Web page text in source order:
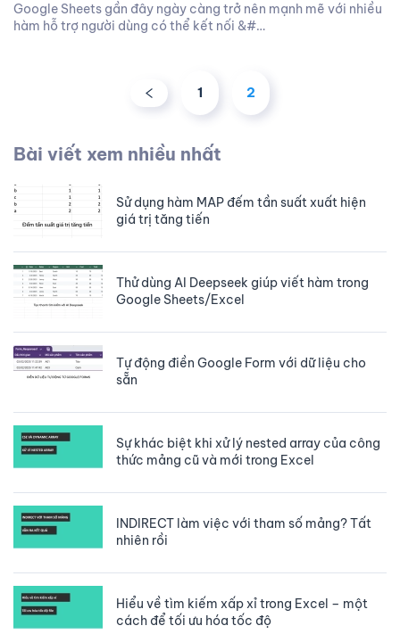
Google Sheets gần đây ngày càng trở nên mạnh mẽ với nhiều
hàm hỗ trợ người dùng có thể kết nối &#…
1 2
Bài viết xem nhiều nhất
Sử dụng hàm MAP đếm tần suất xuất hiện
giá trị tăng tiến
Thử dùng AI Deepseek giúp viết hàm trong
Google Sheets/Excel
Tự động điền Google Form với dữ liệu cho
sẵn
Sự khác biệt khi xử lý nested array của công
thức mảng cũ và mới trong Excel
INDIRECT làm việc với tham số mảng? Tất
nhiên rồi
Hiểu về tìm kiếm xấp xỉ trong Excel – một
cách để tối ưu hóa tốc độ